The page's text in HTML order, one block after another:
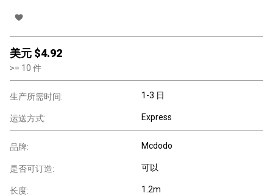
美元 $4.92
>= 10 件
生产所需时间: 1-3 日
运送方式: Express
品牌: Mcdodo
是否可订造: 可以
长度: 1.2m